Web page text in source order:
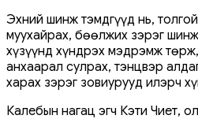
Эхний шинж тэмдгүүд нь,
муухайрах, бөөлжих зэрэг
хүзүүнд хүндрэх мэдрэмж
анхаарал сулрах, тэнцвэр
харах зэрэг зовиурууд илэрч
Калебын нагац эгч Кэти Чиет,